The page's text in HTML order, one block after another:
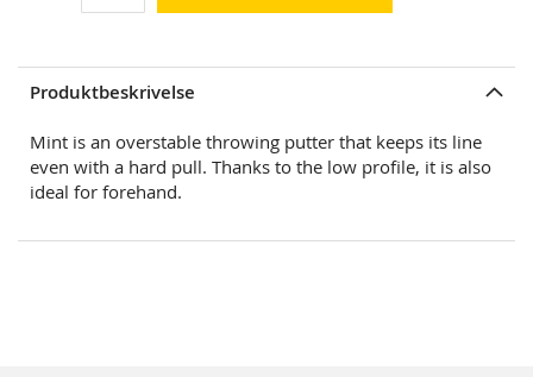
Produktbeskrivelse
Mint is an overstable throwing putter that keeps its line
even with a hard pull. Thanks to the low profile, it is also
ideal for forehand.